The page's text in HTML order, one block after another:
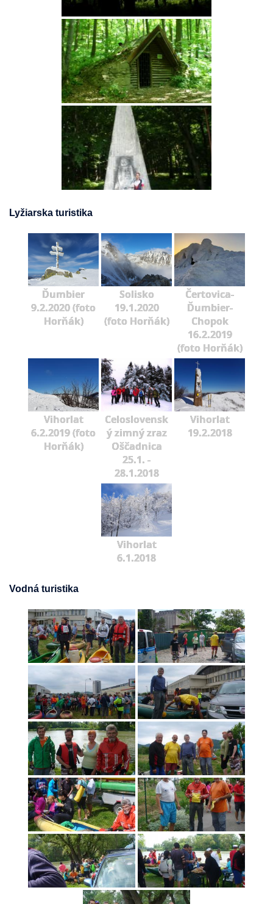
Lyžiarska turistika
Ďumbier
9.2.2020 (foto
Horňák)
Solisko
19.1.2020
(foto Horňák)
Čertovica-
Ďumbier-
Chopok
16.2.2019
(foto Horňák)
Vihorlat
6.2.2019 (foto
Horňák)
Celoslovensk
ý zimný zraz
Oščadnica
25.1. -
28.1.2018
Vihorlat
19.2.2018
Vihorlat
6.1.2018
Vodná turistika